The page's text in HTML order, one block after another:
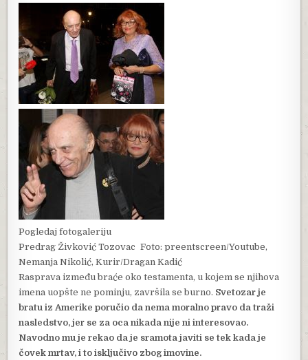
Pogledaj fotogaleriju
Predrag Živković TozovacFoto: preentscreen/Youtube,
Nemanja Nikolić, Kurir/Dragan Kadić
Rasprava između braće oko testamenta, u kojem se njihova
imena uopšte ne pominju, završila se burno. Svetozar je
bratu iz Amerike poručio da nema moralno pravo da traži
nasledstvo, jer se za oca nikada nije ni interesovao.
Navodno mu je rekao da je sramota javiti se tek kada je
čovek mrtav, i to isključivo zbog imovine.